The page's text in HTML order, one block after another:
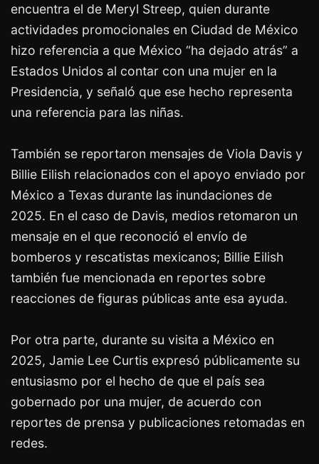
encuentra el de Meryl Streep, quien durante
actividades promocionales en Ciudad de México
hizo referencia a que México “ha dejado atrás” a
Estados Unidos al contar con una mujer en la
Presidencia, y señaló que ese hecho representa
una referencia para las niñas.
También se reportaron mensajes de Viola Davis y
Billie Eilish relacionados con el apoyo enviado por
México a Texas durante las inundaciones de
2025. En el caso de Davis, medios retomaron un
mensaje en el que reconoció el envío de
bomberos y rescatistas mexicanos; Billie Eilish
también fue mencionada en reportes sobre
reacciones de figuras públicas ante esa ayuda.
Por otra parte, durante su visita a México en
2025, Jamie Lee Curtis expresó públicamente su
entusiasmo por el hecho de que el país sea
gobernado por una mujer, de acuerdo con
reportes de prensa y publicaciones retomadas en
redes.